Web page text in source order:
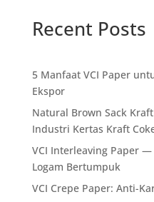
Recent Posts
5 Manfaat VCI Paper
Ekspor
Natural Brown Sack
Industri Kertas Kraft
VCI Interleaving Paper
Logam Bertumpuk
VCI Crepe Paper: Anti-